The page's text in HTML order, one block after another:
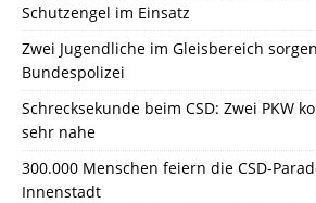
Schutzengel im Einsatz
Zwei Jugendliche im Gleisbereich
Bundespolizei
Schrecksekunde beim CSD: Zwei PKW
sehr nahe
300.000 Menschen feiern die CSD-
Innenstadt